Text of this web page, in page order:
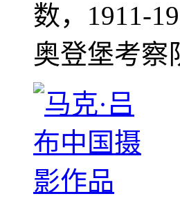
数，1911-
奥登堡考察